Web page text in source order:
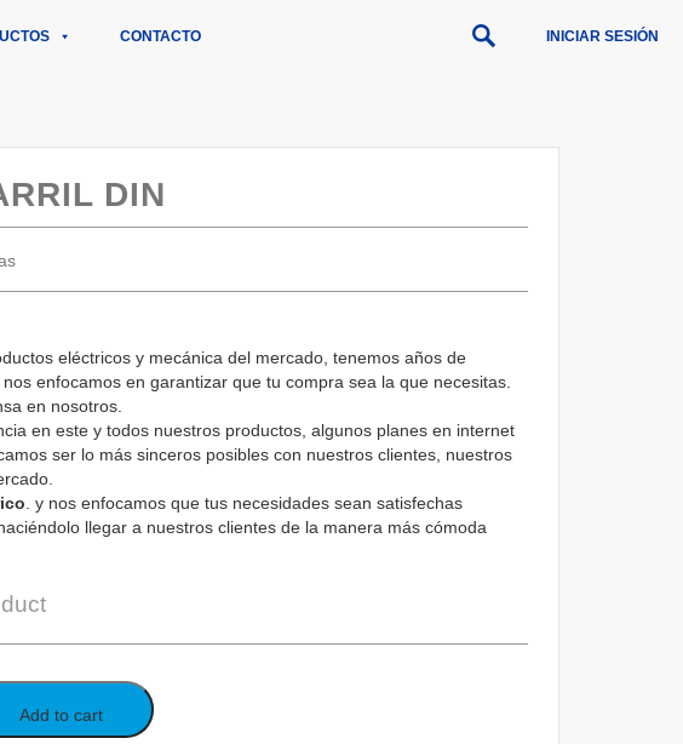
CONTACTO INICIAR SESIÓN
DIN
eléctricos y mecánica del mercado, tenemos años de
enfocamos en garantizar que tu compra sea la que necesitas.
en nosotros.
en este y todos nuestros productos, algunos planes en internet
ser lo más sinceros posibles con nuestros clientes, nuestros
. y nos enfocamos que tus necesidades sean satisfechas
llegar a nuestros clientes de la manera más cómoda
Add to cart